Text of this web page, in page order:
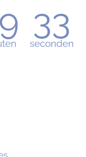
32
seconden
editie
achter en we